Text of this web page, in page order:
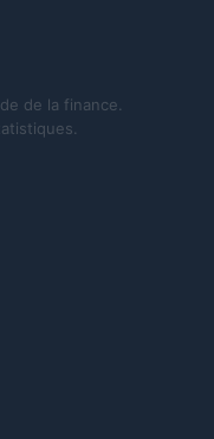
de la finance.